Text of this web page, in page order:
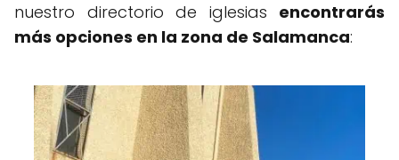
nuestro directorio de iglesias encontrarás
más opciones en la zona de Salamanca: